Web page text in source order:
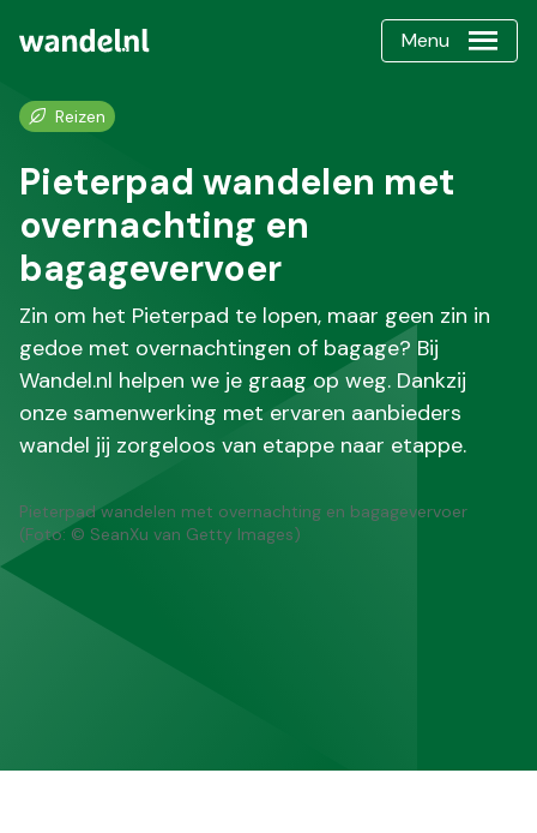
Menu
Reizen
Pieterpad wandelen met
overnachting en
bagagevervoer
Zin om het Pieterpad te lopen, maar geen zin in
gedoe met overnachtingen of bagage? Bij
Wandel.nl helpen we je graag op weg. Dankzij
onze samenwerking met ervaren aanbieders
wandel jij zorgeloos van etappe naar etappe.
Pieterpad wandelen met overnachting en bagagevervoer
(Foto: © SeanXu van Getty Images)